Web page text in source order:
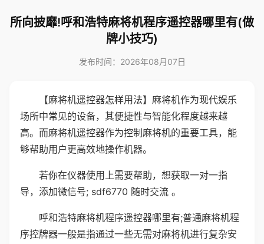
所向披靡!呼和浩特麻将机程序遥控器哪里有(做
牌小技巧)
发布时间：2026年08月07日
【麻将机遥控器怎样用法】麻将机作为现代娱乐
场所中常见的设备，其便捷性与智能化程度越来越
高。而麻将机遥控器作为控制麻将机的重要工具，能
够帮助用户更高效地操作机器。
若你在仪器使用上需要帮助，想获取一对一指
导，添加微信号; sdf6770 随时交流 。
呼和浩特麻将机程序遥控器哪里有;普通麻将机程
序控牌器一般是指通过一些无需对麻将机进行复杂安